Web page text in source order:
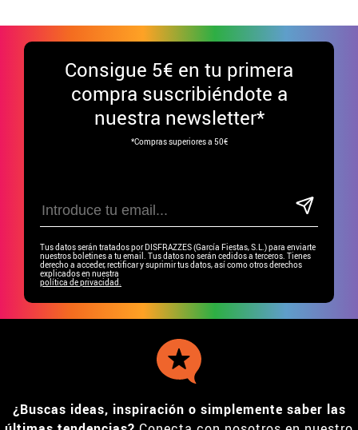
Consigue 5€ en tu primera
compra suscribiéndote a
nuestra newsletter*
*Compras superiores a 50€
Tus datos serán tratados por DISFRAZZES (García Fiestas, S.L.) para enviarte
nuestros boletines a tu email. Tus datos no serán cedidos a terceros. Tienes
derecho a acceder, rectificar y suprimir tus datos, así como otros derechos
explicados en nuestra
política de privacidad.
¿Buscas ideas, inspiración o simplemente saber las